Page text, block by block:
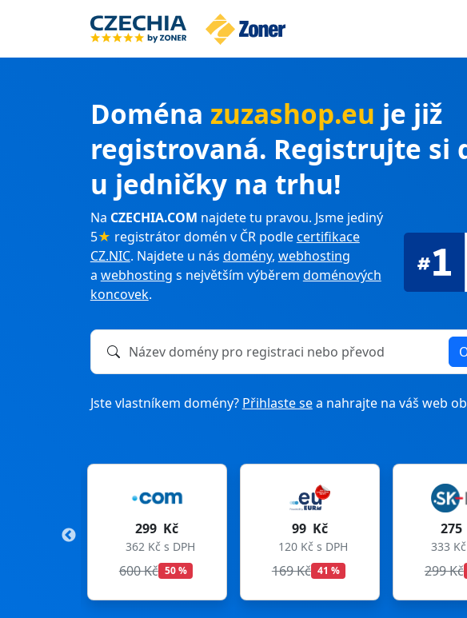
Doména zuzashop.eu je již
registrovaná. Registrujte si
u jedničky na trhu!
Na CZECHIA.COM najdete tu pravou. Jsme jediný
5★ registrátor domén v ČR podlecertifikace
CZ.NIC. Najdete u nás domény, webhosting
a webhosting s největším výběrem doménových
koncovek.
Název domény k registraci nebo převodu
Jste vlastníkem domény? Přihlaste sea nahrajte na váš web
99 Kč
120 Kč s DPH
169 Kč 41 %
275 Kč
333 Kč s DPH
299 Kč 8 %
241
535 Kč